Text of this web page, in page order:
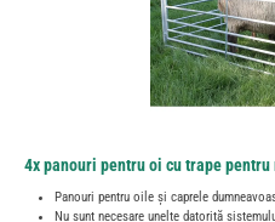
4x panouri pentru oi cu trape pentru
Panouri pentru oile și caprele
Nu sunt necesare unelte datorită